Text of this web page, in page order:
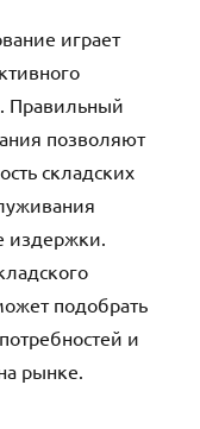
играет
Правильный
позволяют
складских
издержки.
подобрать
и
рынке.